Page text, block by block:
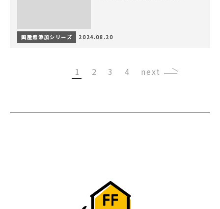
国産無添加シリーズ 2024.08.20
1 2 3 4 ›